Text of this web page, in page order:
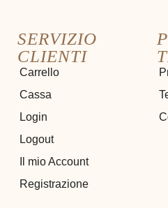
SERVIZIO
CLIENTI
Carrello
Cassa
Login
Logout
Il mio Account
Registrazione